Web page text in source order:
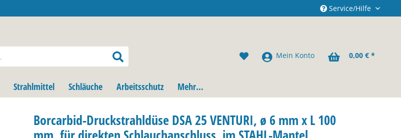
Service/Hilfe
Mein Konto 0,00 € *
Strahlmittel Schläuche Arbeitsschutz Mehr…
Borcarbid-Druckstrahldüse DSA 25 VENTURI, ø 6 mm x L 100